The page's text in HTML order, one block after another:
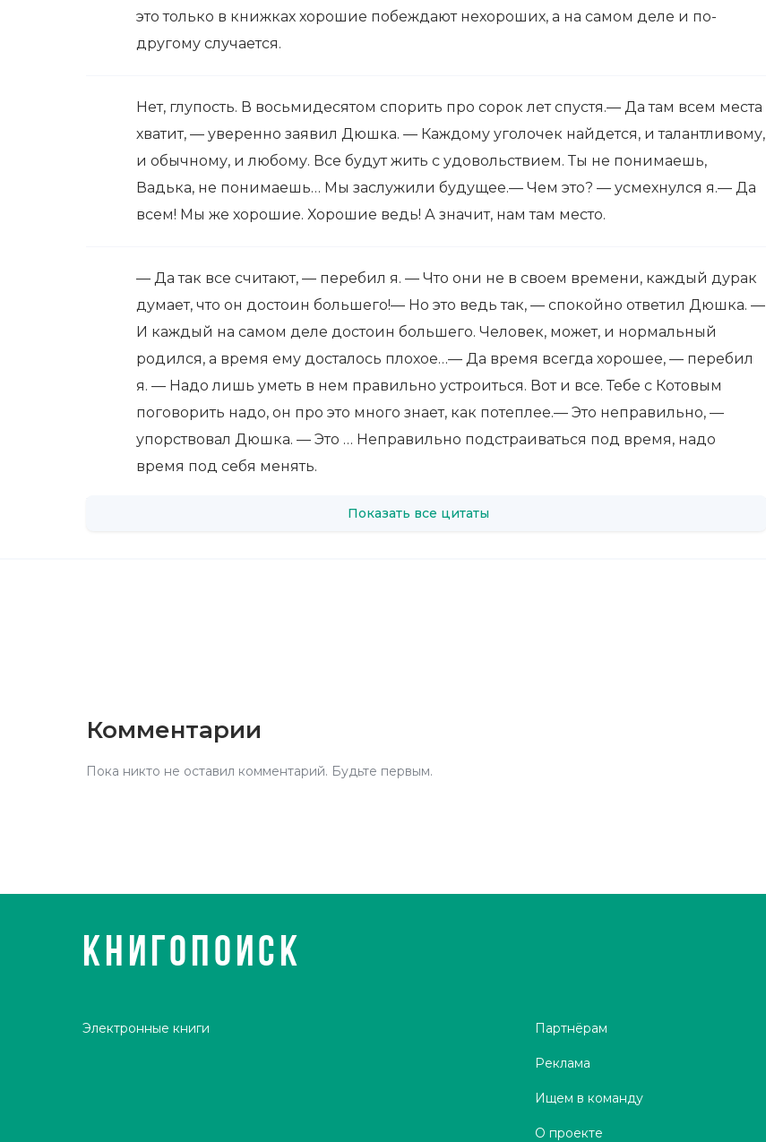
это только в книжках хорошие побеждают нехороших, а на самом деле и по-
другому случается.
Нет, глупость. В восьмидесятом спорить про сорок лет спустя.— Да там всем места
хватит, — уверенно заявил Дюшка. — Каждому уголочек найдется, и талантливому,
и обычному, и любому. Все будут жить с удовольствием. Ты не понимаешь,
Вадька, не понимаешь… Мы заслужили будущее.— Чем это? — усмехнулся я.— Да
всем! Мы же хорошие. Хорошие ведь! А значит, нам там место.
— Да так все считают, — перебил я. — Что они не в своем времени, каждый дурак
думает, что он достоин большего!— Но это ведь так, — спокойно ответил Дюшка. —
И каждый на самом деле достоин большего. Человек, может, и нормальный
родился, а время ему досталось плохое…— Да время всегда хорошее, — перебил
я. — Надо лишь уметь в нем правильно устроиться. Вот и все. Тебе с Котовым
поговорить надо, он про это много знает, как потеплее.— Это неправильно, —
упорствовал Дюшка. — Это … Неправильно подстраиваться под время, надо
время под себя менять.
Показать все цитаты
Комментарии
Пока никто не оставил комментарий. Будьте первым.
КНИГОПОИСК
Электронные книги Партнёрам
Реклама
Ищем в команду
О проекте